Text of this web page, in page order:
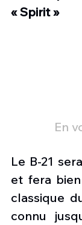
« Spirit »
En
Le B-21
et fera
classique
connu